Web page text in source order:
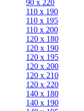
90 x 220
110 x 190
110 x 195
110 x 200
120 x 180
120 х 190
120 х 195
120 х 200
120 x 210
120 x 220
140 x 180
140 х 190